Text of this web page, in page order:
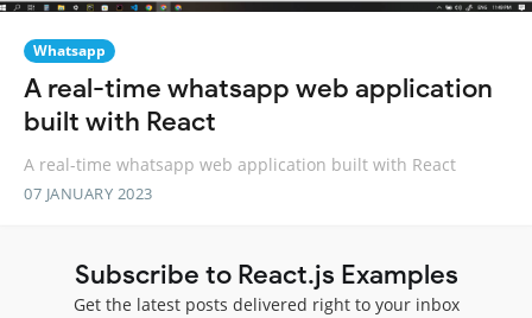
Whatsapp
A real-time whatsapp web application
built with React
A real-time whatsapp web application built with React
07 JANUARY 2023
Subscribe to React.js Examples
Get the latest posts delivered right to your inbox